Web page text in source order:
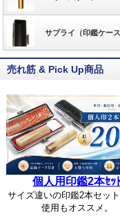
サプライ（印鑑ケー
売れ筋 & Pick Up商品
個人用印鑑2本ｾｯ
サイズ違いの印鑑2本セッ
使用もオススメ。